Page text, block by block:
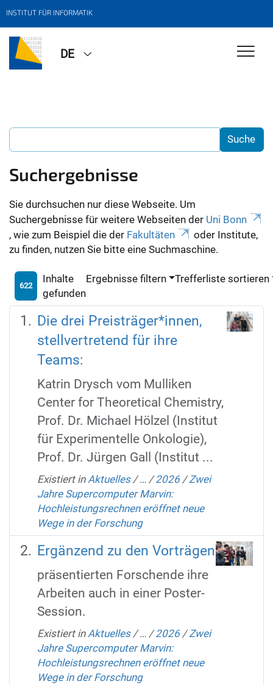
INSTITUT FÜR INFORMATIK
DE
Suchergebnisse
Sie durchsuchen nur diese Webseite. Um
Suchergebnisse für weitere Webseiten der Uni Bonn
, wie zum Beispiel die der Fakultäten
oder Institute,
zu finden, nutzen Sie bitte eine Suchmaschine.
622
Inhalte
gefunden
Ergebnisse filtern Trefferliste sortieren
Die drei Preisträger*innen,
stellvertretend für ihre
Teams:
Katrin Drysch vom Mulliken
Center for Theoretical Chemistry,
Prof. Dr. Michael Hölzel (Institut
für Experimentelle Onkologie),
Prof. Dr. Jürgen Gall (Institut ...
Existiert in Aktuelles /… /2026 /Zwei
Jahre Supercomputer Marvin:
Hochleistungsrechnen eröffnet neue
Wege in der Forschung
Ergänzend zu den Vorträgen
präsentierten Forschende ihre
Arbeiten auch in einer Poster-
Session.
Existiert in Aktuelles /… /2026 /Zwei
Jahre Supercomputer Marvin:
Hochleistungsrechnen eröffnet neue
Wege in der Forschung